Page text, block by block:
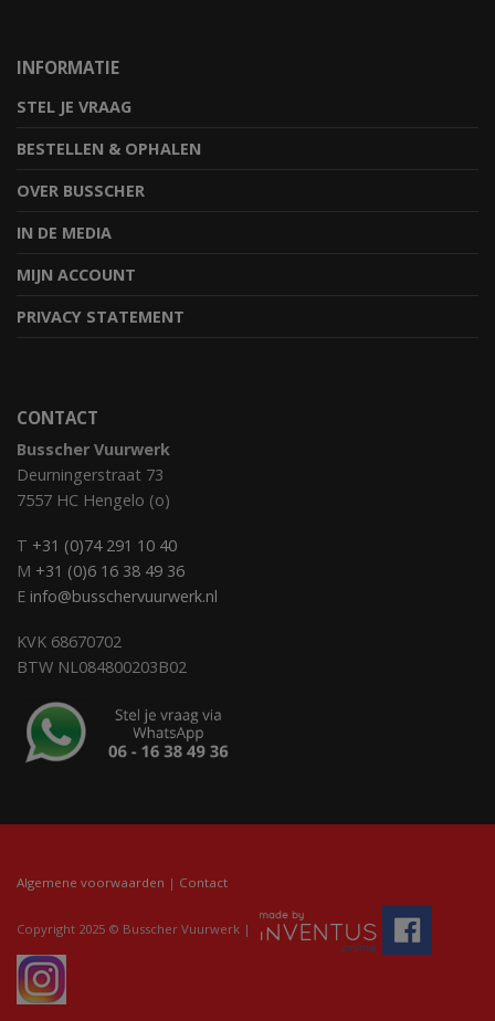
INFORMATIE
STEL JE VRAAG
BESTELLEN & OPHALEN
OVER BUSSCHER
IN DE MEDIA
MIJN ACCOUNT
PRIVACY STATEMENT
CONTACT
Busscher Vuurwerk
Deurningerstraat 73
7557 HC Hengelo (o)
T +31 (0)74 291 10 40
M +31 (0)6 16 38 49 36
E info@busschervuurwerk.nl
KVK 68670702
BTW NL084800203B02
Algemene voorwaarden | Contact
Copyright 2025 © Busscher Vuurwerk |